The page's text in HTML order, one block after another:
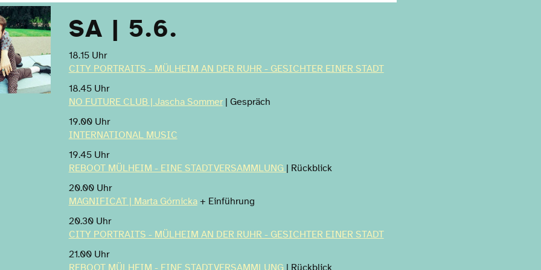
SA | 5.6.
18.15 Uhr
CITY PORTRAITS - MÜLHEIM AN DER RUHR - GESICHTER EINER STADT
18.45 Uhr
NO FUTURE CLUB | Jascha Sommer| Gespräch
19.00 Uhr
INTERNATIONAL MUSIC
19.45 Uhr
REBOOT MÜLHEIM - EINE STADTVERSAMMLUNG
| Rückblick
20.00 Uhr
MAGNIFICAT | Marta Górnicka+ Einführung
20.30 Uhr
CITY PORTRAITS - MÜLHEIM AN DER RUHR - GESICHTER EINER STADT
21.00 Uhr
REBOOT MÜLHEIM - EINE STADTVERSAMMLUNG
| Rückblick